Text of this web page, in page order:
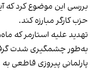
بررسی این موضوع کرد که
حزب کارگر مبارزه کند.
به‌طور چشمگیری شدت
پارلمانی پیروزی قاطعی